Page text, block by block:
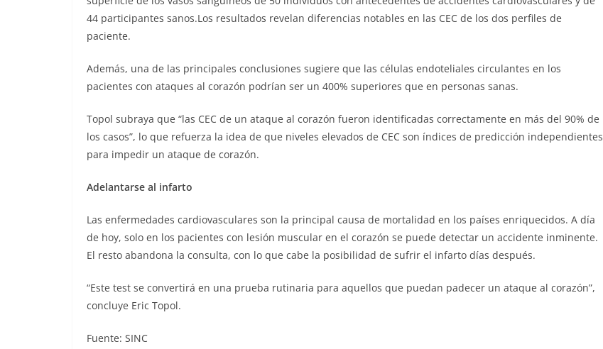
44 participantes sanos.Los resultados revelan diferencias notables en las CEC de los dos perfiles de
paciente.
Además, una de las principales conclusiones sugiere que las células endoteliales circulantes en los
pacientes con ataques al corazón podrían ser un 400% superiores que en personas sanas.
Topol subraya que “las CEC de un ataque al corazón fueron identificadas correctamente en más del 90% de
los casos”, lo que refuerza la idea de que niveles elevados de CEC son índices de predicción independientes
para impedir un ataque de corazón.
Adelantarse al infarto
Las enfermedades cardiovasculares son la principal causa de mortalidad en los países enriquecidos. A día
de hoy, solo en los pacientes con lesión muscular en el corazón se puede detectar un accidente inminente.
El resto abandona la consulta, con lo que cabe la posibilidad de sufrir el infarto días después.
“Este test se convertirá en una prueba rutinaria para aquellos que puedan padecer un ataque al corazón”,
concluye Eric Topol.
Fuente: SINC